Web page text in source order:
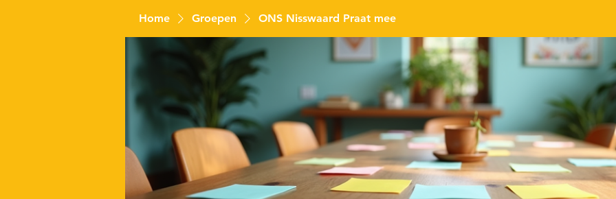
Home Groepen ONS Nisswaard Praat mee